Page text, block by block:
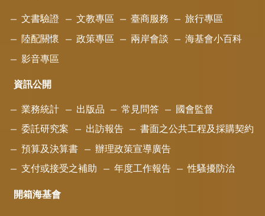
文書驗證 文教專區 臺商服務 旅行專區
陸配關懷 政策專區 兩岸會談 海基會小百科
影音專區
資訊公開
業務統計 出版品 常見問答 國會監督
委託研究案 出訪報告 書面之公共工程及採購契約
預算及決算書 辦理政策宣導廣告
支付或接受之補助 年度工作報告 性騷擾防治
開箱海基會